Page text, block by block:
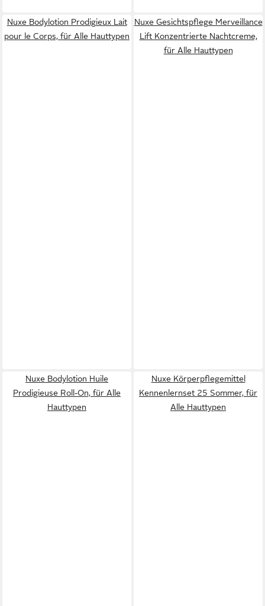
Nuxe Bodylotion Prodigieux Lait
pour le Corps, für Alle Hauttypen
Nuxe Gesichtspflege Merveillance
Lift Konzentrierte Nachtcreme,
für Alle Hauttypen
Nuxe Bodylotion Huile
Prodigieuse Roll-On, für Alle
Hauttypen
Nuxe Körperpflegemittel
Kennenlernset 25 Sommer, für
Alle Hauttypen